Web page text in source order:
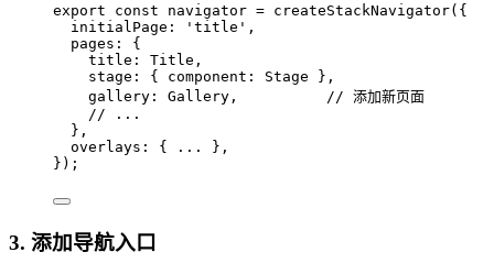
export const navigator = createStackNavigator( {
initialPage:
' title ' ,
pages: {
title: Title ,
stage: { component: Stage },
gallery: Gallery ,
// 添加新页面
// ...
},
overlays: {
...
},
} );
3. 添加导航入口